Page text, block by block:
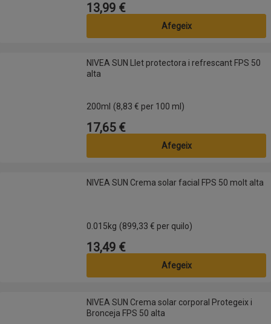
Preu
13,99 €
Afegeix
NIVEA SUN Llet protectora i refrescant FPS 50 alta
NIVEA SUN Llet protectora i refrescant FPS 50
alta
200ml (8,83 € per 100 ml)
Preu
17,65 €
Afegeix
NIVEA SUN Crema solar facial FPS 50 molt altaNIVEA SUN Crema solar facial FPS 50 molt alta
0.015kg (899,33 € per quilo)
Preu
13,49 €
Afegeix
NIVEA SUN Crema solar corporal Protegeix i Bronceja FPS 50 alta
NIVEA SUN Crema solar corporal Protegeix i
Bronceja FPS 50 alta